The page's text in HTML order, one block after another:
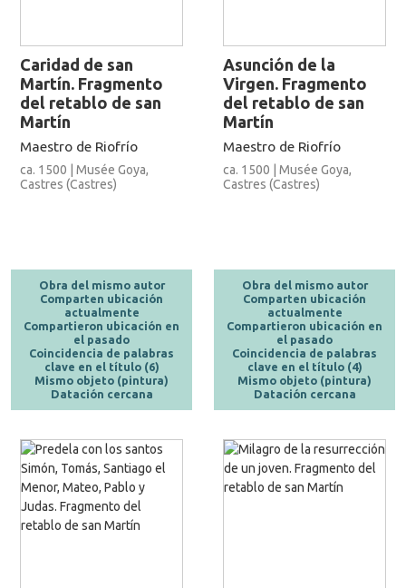
Caridad de san
Martín. Fragmento
del retablo de san
Martín
Maestro de Riofrío
ca. 1500 | Musée Goya,
Castres (Castres)
Obra del mismo autor
Comparten ubicación
actualmente
Compartieron ubicación en
el pasado
Coincidencia de palabras
clave en el título (6)
Mismo objeto (pintura)
Datación cercana
Asunción de la
Virgen. Fragmento
del retablo de san
Martín
Maestro de Riofrío
ca. 1500 | Musée Goya,
Castres (Castres)
Obra del mismo autor
Comparten ubicación
actualmente
Compartieron ubicación en
el pasado
Coincidencia de palabras
clave en el título (4)
Mismo objeto (pintura)
Datación cercana